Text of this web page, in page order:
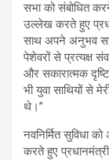
सभा को संबोधित
उल्लेख करते हुए
साथ अपने अनुभव
पेशेवरों से प्रत्यक्ष
और सकारात्मक
भी युवा साथियों से
थे।”
नवनिर्मित सुविधा
करते हुए